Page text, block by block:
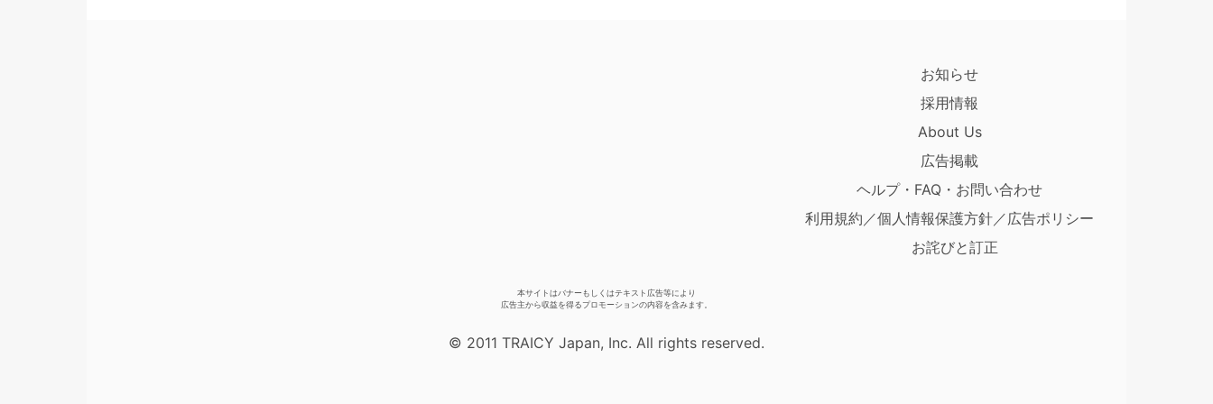
お知らせ
採用情報
About Us
広告掲載
ヘルプ・FAQ・お問い合わせ
利用規約／個人情報保護方針／広告ポリシー
お詫びと訂正
本サイトはバナーもしくはテキスト広告等により
広告主から収益を得るプロモーションの内容を含みます。
© 2011 TRAICY Japan, Inc. All rights reserved.